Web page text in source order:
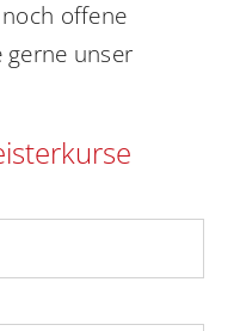
offene
gerne unser